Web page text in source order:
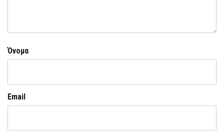
Όνομα
Email